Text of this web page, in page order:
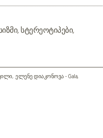
,სტერეოტიპები,
ელენე დიაკონოვა - Gala